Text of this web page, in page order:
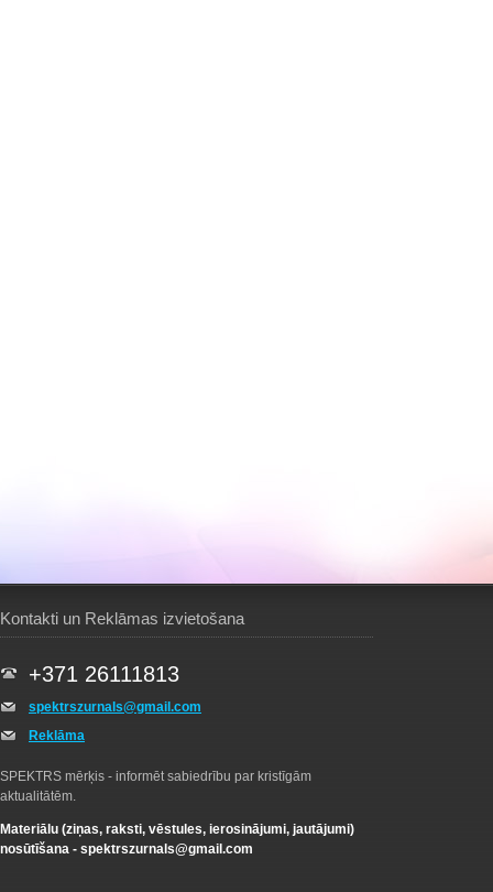
Kontakti un Reklāmas izvietošana
+371 26111813
spektrszurnals@gmail.com
Reklāma
SPEKTRS mērķis - informēt sabiedrību par kristīgām
aktualitātēm.
Materiālu (ziņas, raksti, vēstules, ierosinājumi, jautājumi)
nosūtīšana - spektrszurnals@gmail.com